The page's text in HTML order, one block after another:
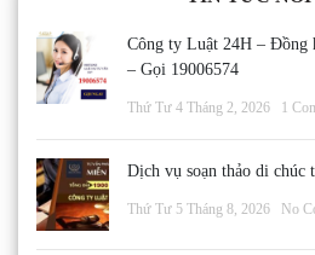
Công ty Luật 24H – Đồng
– Gọi 19006574
Thứ Tư 4 Tháng 2, 2026 1
Dịch vụ soạn thảo di
Thứ Tư 5 Tháng 8, 2026 No